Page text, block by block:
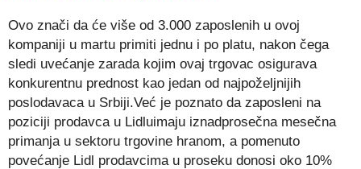
Ovo znači da će više od 3.000 zaposlenih u ovoj
kompaniji u martu primiti jednu i po platu, nakon čega
sledi uvećanje zarada kojim ovaj trgovac osigurava
konkurentnu prednost kao jedan od najpoželjnijih
poslodavaca u Srbiji.Već je poznato da zaposleni na
poziciji prodavca u Lidluimaju iznadprosečna mesečna
primanja u sektoru trgovine hranom, a pomenuto
povećanje Lidl prodavcima u proseku donosi oko 10%